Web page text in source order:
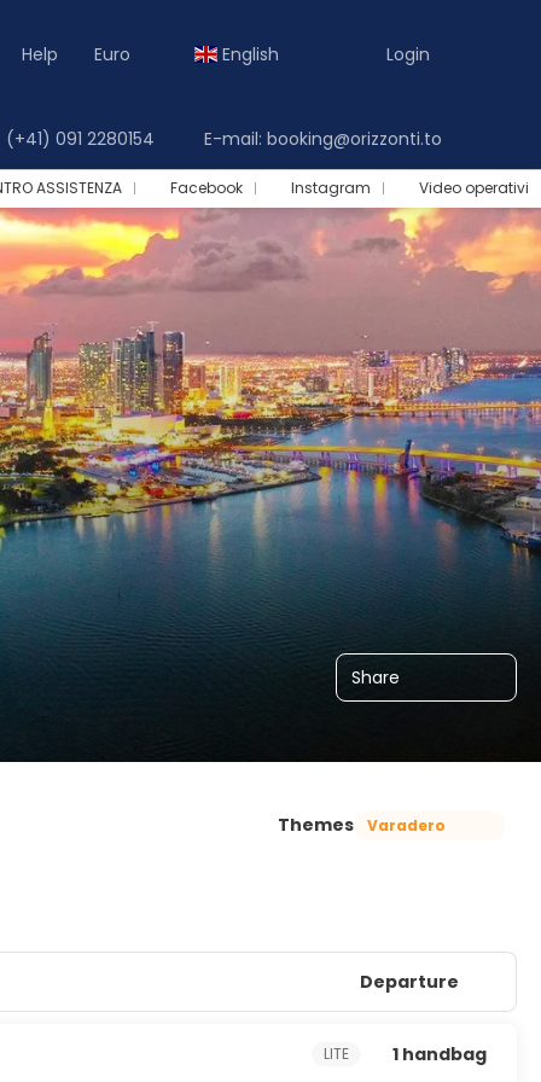
Help Euro English Login
091 2280154 E-mail: booking@orizzonti.to
ASSISTENZA Facebook Instagram Video operativi
Share
Themes Varadero
Departure
LITE 1 handbag